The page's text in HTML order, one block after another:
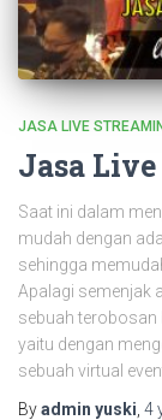
JASA LIVE
Jasa
Saat ini dalam
mudah dengan
sehingga
Apalagi semenjak
sebuah terobosan
yaitu dengan
sebuah virtual
Byadmin yuski 4